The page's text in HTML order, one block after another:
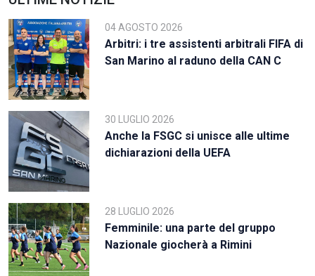
04 AGOSTO 2026
Arbitri: i tre assistenti arbitrali FIFA di
San Marino al raduno della CAN C
30 LUGLIO 2026
Anche la FSGC si unisce alle ultime
dichiarazioni della UEFA
28 LUGLIO 2026
Femminile: una parte del gruppo
Nazionale giocherà a Rimini